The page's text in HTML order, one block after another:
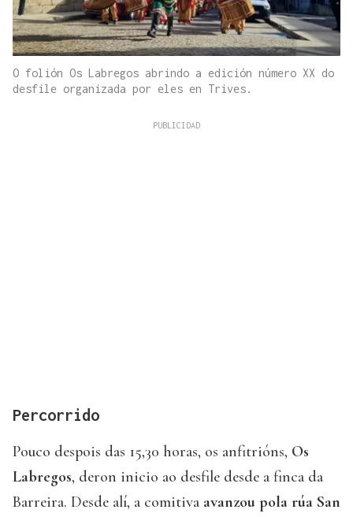
O folión Os Labregos abrindo a edición número XX do
desfile organizada por eles en Trives.
Percorrido
Pouco despois das 15,30 horas, os anfitrións, Os
Labregos, deron inicio ao desfile desde a finca da
Barreira. Desde alí, a comitiva avanzou pola rúa San